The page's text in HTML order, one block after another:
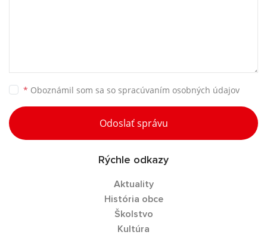
* Oboznámil som sa so spracúvaním osobných údajov
Odoslať správu
Rýchle odkazy
Aktuality
História obce
Školstvo
Kultúra